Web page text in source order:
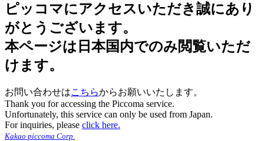
ピッコマにアクセスいただき誠にあり
がとうございます。
本ページは日本国内でのみ閲覧いただ
けます。
お問い合わせはこちらからお願いいたします。
Thank you for accessing the Piccoma service.
Unfortunately, this service can only be used from Japan.
For inquiries, please click here.
Kakao piccoma Corp.